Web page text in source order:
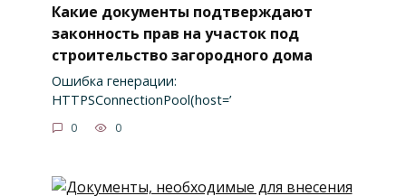
Какие документы подтверждают
законность прав на участок под
строительство загородного дома
Ошибка генерации:
HTTPSConnectionPool(host=’
0 0